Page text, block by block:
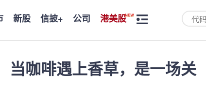
新股 信披+ 公司 港美股
当咖啡遇上香草，是一场关